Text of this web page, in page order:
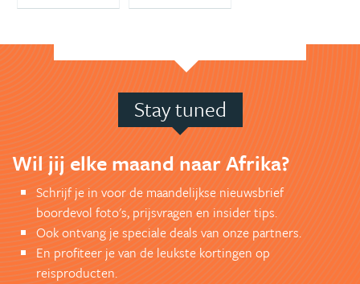
Stay tuned
Wil jij elke maand naar Afrika?
Schrijf je in voor de maandelijkse nieuwsbrief
boordevol foto's, prijsvragen en insider tips.
Ook ontvang je speciale deals van onze partners.
En profiteer je van de leukste kortingen op
reisproducten.